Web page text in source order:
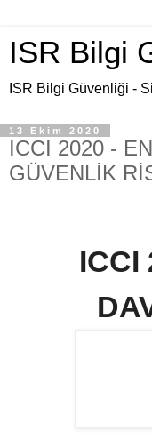
ISR Bilgi
ISR Bilgi Güvenliği -
13 Ekim 2020
ICCI 2020 -
GÜVENLİK
ICCI